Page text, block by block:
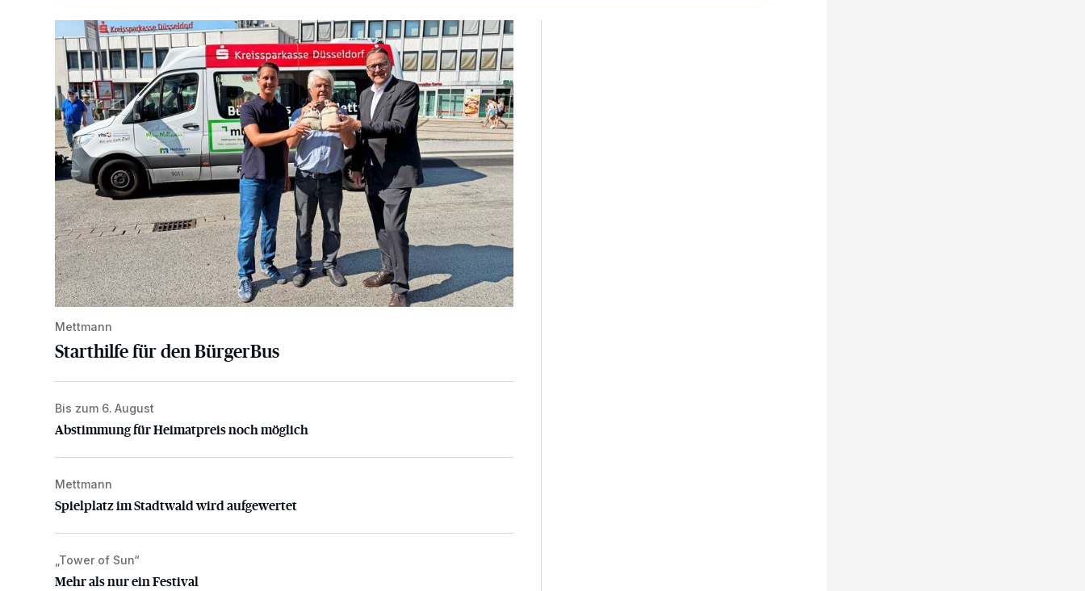
Starthilfe für den BürgerBus
Mettmann
Starthilfe für den BürgerBus
Abstimmung für Heimatpreis noch möglich
Bis zum 6. August
Abstimmung für Heimatpreis noch möglich
Spielplatz im Stadtwald wird aufgewertet
Mettmann
Spielplatz im Stadtwald wird aufgewertet
Mehr als nur ein Festival
„Tower of Sun“
Mehr als nur ein Festival